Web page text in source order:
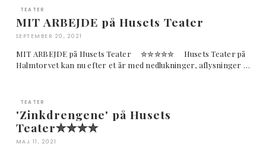
TEATER
MIT ARBEJDE på Husets Teater
SEPTEMBER 20, 2021
MIT ARBEJDE på Husets Teater ✮✮✮✮✮ Husets Teater på
Halmtorvet kan nu efter et år med nedlukninger, aflysninger …
TEATER
'Zinkdrengene' på Husets
Teater✮✮✮✮
MAJ 11, 2021